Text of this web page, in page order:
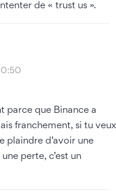
de « trust us ».
parce que Binance a
franchement, si tu veux
plaindre d’avoir une
perte, c’est un